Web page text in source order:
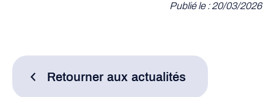
Publié le : 20/03/2026
Retourner aux actualités